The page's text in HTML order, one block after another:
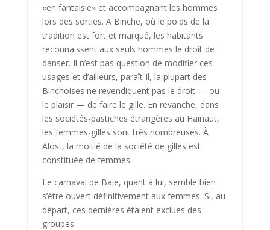
«en fantaisie» et accompagnant les hommes
lors des sorties. A Binche, où le poids de la
tradition est fort et marqué, les habitants
reconnaissent aux seuls hommes le droit de
danser. Il n’est pas question de modifier ces
usages et d’ailleurs, paraît-il, la plupart des
Binchoises ne revendi­quent pas le droit — ou
le plaisir — de faire le gille. En revanche, dans
les sociétés-pastiches étrangères au Hainaut,
les femmes-gilles sont très nombreuses. À
Alost, la moitié de la société de gilles est
constituée de femmes.
Le carnaval de Baie, quant à lui, semble bien
s’être ouvert définitive­ment aux femmes. Si, au
départ, ces dernières étaient exclues des
groupes